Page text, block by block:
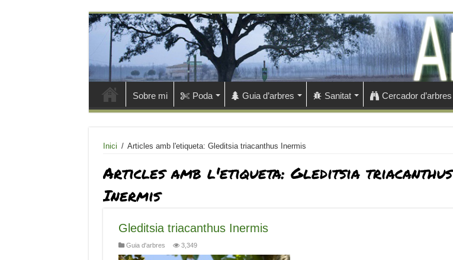
Sobre mi Poda Guia d’arbres Sanitat Cercador d’arbres
Inici / Articles amb l'etiqueta: Gleditsia triacanthus Inermis
Articles amb l'etiqueta: Gleditsia triacanthus
Inermis
Gleditsia triacanthus Inermis
Guia d'arbres 3,349